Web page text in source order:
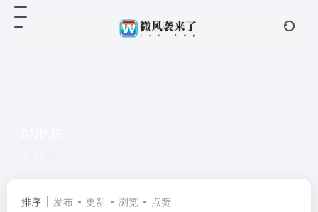
排序 发布 更新 浏览 点赞